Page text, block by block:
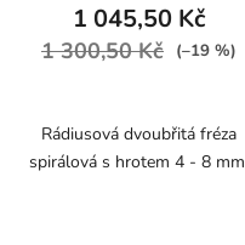
1 045,50 Kč
1 300,50 Kč (–19 %)
Rádiusová dvoubřitá fréza
spirálová s hrotem 4 - 8 mm